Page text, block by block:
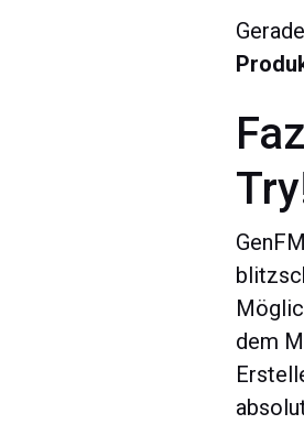
dem